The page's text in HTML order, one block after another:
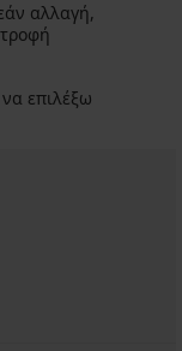
αλλαγή,
επιλέξω